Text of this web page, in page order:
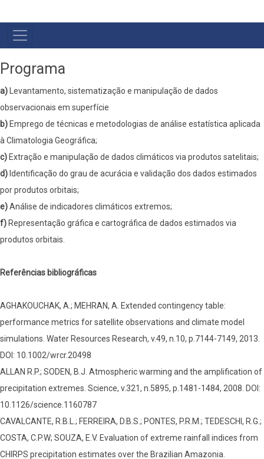
MENU
PRIMÁRIO
Programa
a) Levantamento, sistematização e manipulação de dados
observacionais em superfície
b) Emprego de técnicas e metodologias de análise estatística aplicada
à Climatologia Geográfica;
c) Extração e manipulação de dados climáticos via produtos satelitais;
d) Identificação do grau de acurácia e validação dos dados estimados
por produtos orbitais;
e)Análise de indicadores climáticos extremos;
f) Representação gráfica e cartográfica de dados estimados via
produtos orbitais.
Referências bibliográficas
AGHAKOUCHAK, A.; MEHRAN, A. Extended contingency table:
performance metrics for satellite observations and climate model
simulations. Water Resources Research, v.49, n.10, p.7144-7149, 2013.
DOI: 10.1002/wrcr.20498
ALLAN R.P.; SODEN, B.J. Atmospheric warming and the amplification of
precipitation extremes. Science, v.321, n.5895, p.1481-1484, 2008. DOI:
10.1126/science.1160787
CAVALCANTE, R.B.L.; FERREIRA, D.B.S.; PONTES, P.R.M.; TEDESCHI, R.G.;
COSTA, C.P.W; SOUZA, E.V. Evaluation of extreme rainfall indices from
CHIRPS precipitation estimates over the Brazilian Amazonia.